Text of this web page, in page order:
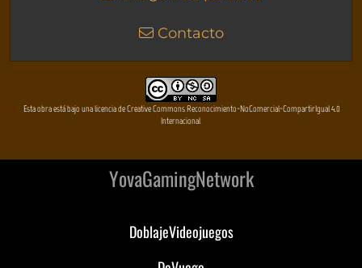
Contacto
Esta obra está bajo una licencia de Creative Commons Reconocimiento-NoComercial-CompartirIgual 4.0
Internacional
YovaGamingNetwork
DoblajeVideojuegos